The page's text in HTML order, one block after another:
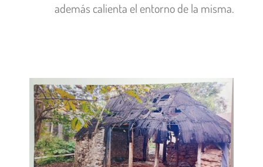
además calienta el entorno de la misma.